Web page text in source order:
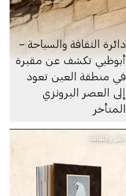
دائرة الثقافة والسياحة –
أبوظبي تكشف عن مقبرة
في منطقة العين تعود
إلى العصر البرونزي
المتأخر
الفن والثقافة